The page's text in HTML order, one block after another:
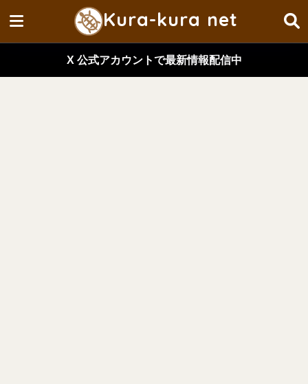
Kura-kura net
X 公式アカウントで最新情報配信中